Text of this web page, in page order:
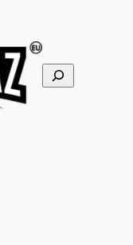
Pretraga